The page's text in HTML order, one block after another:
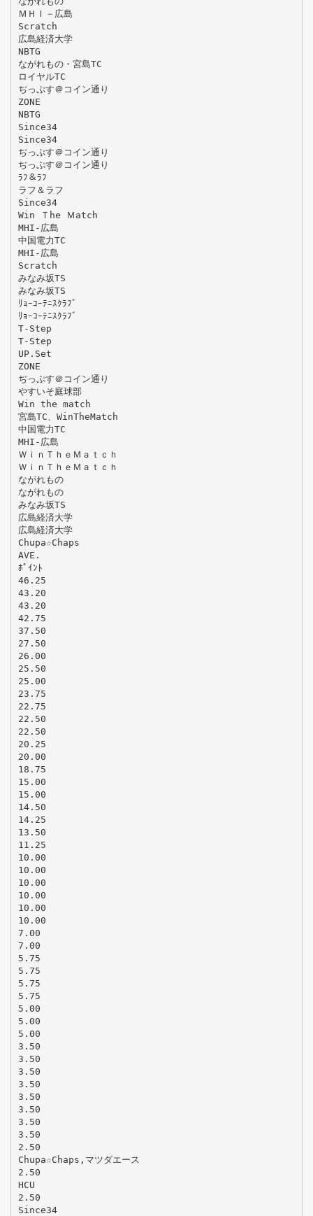
ＭＨＩ－広島
Scratch
広島経済大学
NBTG
ながれもの・宮島TC
ロイヤルTC
ぢっぷす＠コイン通り
ZONE
NBTG
Since34
Since34
ぢっぷす＠コイン通り
ぢっぷす＠コイン通り
ﾗﾌ＆ﾗﾌ
ラフ＆ラフ
Since34
Win Ｔhe Ｍatch
MHI-広島
中国電力TC
MHI-広島
Scratch
みなみ坂TS
みなみ坂TS
ﾘｮｰｺｰﾃﾆｽｸﾗﾌﾞ
ﾘｮｰｺｰﾃﾆｽｸﾗﾌﾞ
T-Step
T-Step
UP.Set
ZONE
ぢっぷす＠コイン通り
やすいそ庭球部
Win the match
宮島TC、WinTheMatch
中国電力TC
MHI-広島
ＷｉｎＴｈｅＭａｔｃｈ
ＷｉｎＴｈｅＭａｔｃｈ
ながれもの
ながれもの
みなみ坂TS
広島経済大学
広島経済大学
Chupa☆Chaps
AVE.
ﾎﾟｲﾝﾄ
46.25
43.20
43.20
42.75
37.50
27.50
26.00
25.50
25.00
23.75
22.75
22.50
22.50
20.25
20.00
18.75
15.00
15.00
14.50
14.25
13.50
11.25
10.00
10.00
10.00
10.00
10.00
10.00
7.00
7.00
5.75
5.75
5.75
5.75
5.00
5.00
5.00
3.50
3.50
3.50
3.50
3.50
3.50
3.50
3.50
2.50
Chupa☆Chaps,マツダエース
2.50
HCU
2.50
Since34